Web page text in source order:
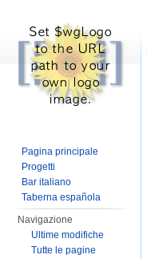
Pagina principale
Progetti
Bar italiano
Taberna española
Navigazione
Ultime modifiche
Tutte le pagine